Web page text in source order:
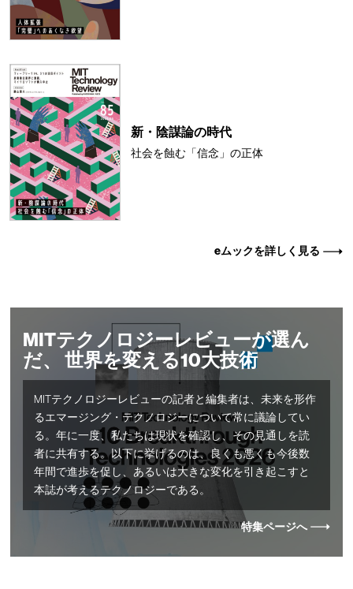
新・陰謀論の時代
社会を蝕む「信念」の正体
eムックを詳しく見る
MITテクノロジーレビューが選ん
だ、 世界を変える10大技術
MITテクノロジーレビューの記者と編集者は、未来を形作
るエマージング・テクノロジーについて常に議論してい
る。年に一度、私たちは現状を確認し、その見通しを読
者に共有する。以下に挙げるのは、良くも悪くも今後数
年間で進歩を促し、あるいは大きな変化を引き起こすと
本誌が考えるテクノロジーである。
特集ページへ